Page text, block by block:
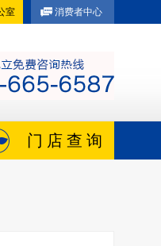
消费者中心
室
门 店 查 询